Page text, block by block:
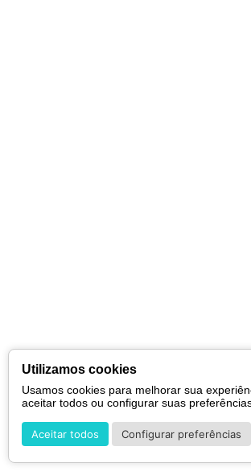
Utilizamos cookies
Usamos cookies para melhorar sua
aceitar todos ou configurar suas
Aceitar todos Configurar preferências